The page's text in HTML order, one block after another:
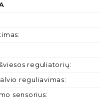
:
reguliatorių:
reguliavimas:
sensorius: